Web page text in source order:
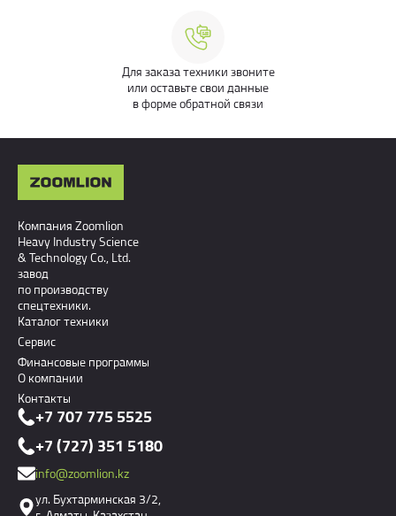
Для заказа техники звоните
или оставьте свои данные
в форме обратной связи
Компания Zoomlion
Heavy Industry Science
& Technology Co., Ltd.
завод
по производству
спецтехники.
Каталог техники
Сервис
Финансовые программы
О компании
Контакты
+7 707 775 5525
+7 (727) 351 5180
info@zoomlion.kz
ул. Бухтарминская 3/2,